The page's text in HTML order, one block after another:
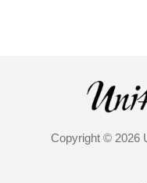
Copyright © 2026